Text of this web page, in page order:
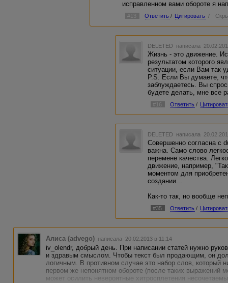
исправленном вами обороте я
#13 Ответить / Цитировать /
DELETED написала
Жизнь - это движение.
результатом которого
ситуации, если Вам так
P.S. Если Вы думаете,
заблуждаетесь. Вы
будете делать, мне все
#16 Ответить /
DELETED написала
Совершенно согласна с
важна. Само слово
перемене качества.
движение, например,
моментом для
создании...
Как-то так, но вообще
#35 Ответить /
Алиса (advego) написала 20.02.2013 в 11:14
iv_olendr, добрый день. При написании статей нужно
и здравым смыслом. Чтобы текст был продающим, он
логичным. В противном случае это набор слов, который
первом же непонятном обороте (после таких выражений
может осилить невероятные хитросплетения